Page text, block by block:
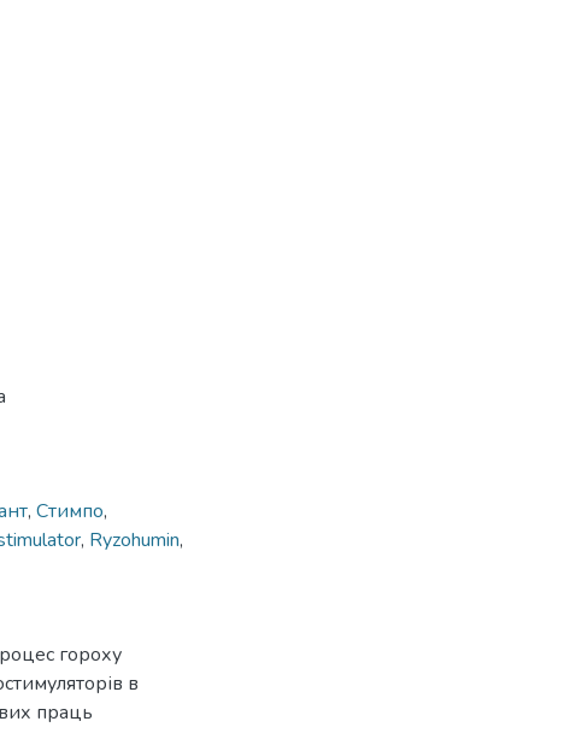
, Стимпо,
, Ryzohumin,
гороху
в
праць